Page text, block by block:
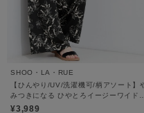
SHOO・LA・RUE
【ひんやり/UV/洗濯機可/柄アソート】
みつきになる ひやとろイージーワイドパ
ンツ
¥3,989